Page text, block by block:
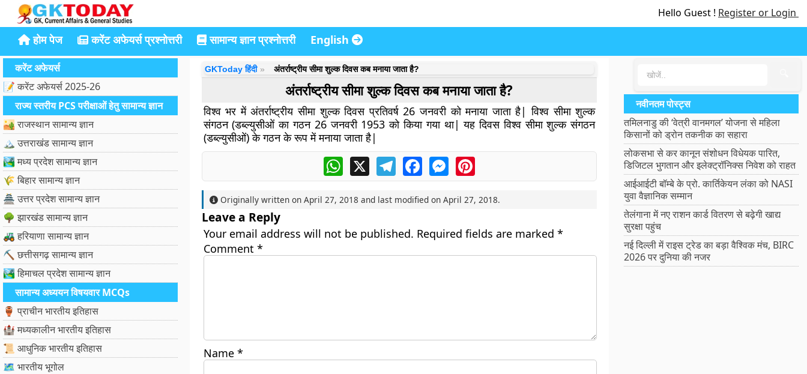
Hello Guest ! Register or Login
होम पेज करेंट अफेयर्स प्रश्नोत्तरी सामान्य ज्ञान प्रश्नोत्तरी English
करेंट अफेयर्स
📝 करेंट अफेयर्स 2025-26
राज्य स्तरीय PCS परीक्षाओं हेतु सामान्य ज्ञान
🏜️ राजस्थान सामान्य ज्ञान
🏔️ उत्तराखंड सामान्य ज्ञान
🏞️ मध्य प्रदेश सामान्य ज्ञान
🌾 बिहार सामान्य ज्ञान
🏯 उत्तर प्रदेश सामान्य ज्ञान
🌳 झारखंड सामान्य ज्ञान
🚜 हरियाणा सामान्य ज्ञान
⛏️ छत्तीसगढ़ सामान्य ज्ञान
🏞️ हिमाचल प्रदेश सामान्य ज्ञान
सामान्य अध्ययन विषयवार MCQs
🏺 प्राचीन भारतीय इतिहास
🏰 मध्यकालीन भारतीय इतिहास
📜 आधुनिक भारतीय इतिहास
🗺️ भारतीय भूगोल
GKToday हिंदी अंतर्राष्ट्रीय सीमा शुल्क दिवस कब मनाया जाता है?
अंतर्राष्ट्रीय सीमा शुल्क दिवस कब मनाया जाता है?
विश्व भर में अंतर्राष्ट्रीय सीमा शुल्क दिवस प्रतिवर्ष 26 जनवरी को मनाया जाता है| विश्व सीमा शुल्क
संगठन (डब्ल्युसीओं का गठन 26 जनवरी 1953 को किया गया था| यह दिवस विश्व सीमा शुल्क संगठन
(डब्ल्युसीओं) के गठन के रूप में मनाया जाता है|
WhatsApp
X TelegramFacebookMessengerPinterest
Originally written on April 27, 2018 and last modified on April 27, 2018.
Leave a Reply
Your email address will not be published. Required fields are marked *
Comment *
Name *
नवीनतम पोस्ट्स
तमिलनाडु की ‘वेत्री वानमगल’ योजना से महिला
किसानों को ड्रोन तकनीक का सहारा
लोकसभा से कर कानून संशोधन विधेयक पारित,
डिजिटल भुगतान और इलेक्ट्रॉनिक्स निवेश को राहत
आईआईटी बॉम्बे के प्रो. कार्तिकेयन लंका को NASI
युवा वैज्ञानिक सम्मान
तेलंगाना में नए राशन कार्ड वितरण से बढ़ेगी खाद्य
सुरक्षा पहुंच
नई दिल्ली में राइस ट्रेड का बड़ा वैश्विक मंच, BIRC
2026 पर दुनिया की नजर